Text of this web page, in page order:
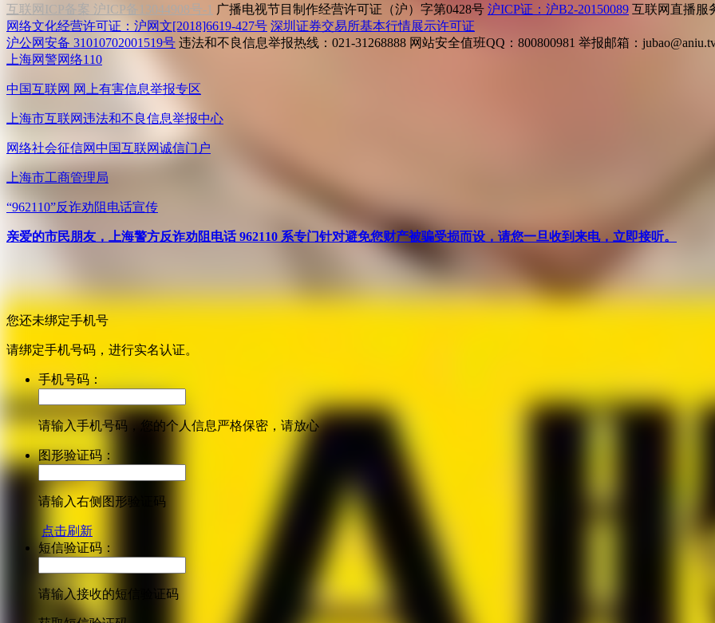
互联网ICP备案 沪ICP备13044908号-1 广播电视节目制作经营许可证（沪）字第0428号 沪ICP证：沪B2-20150089 互联网直播服
网络文化经营许可证：沪网文[2018]6619-427号 深圳证券交易所基本行情展示许可证
沪公网安备 31010702001519号 违法和不良信息举报热线：021-31268888 网站安全值班QQ：800800981 举报邮箱：
上海网警网络110
中国互联网 网上有害信息举报专区
上海市互联网违法和不良信息举报中心
网络社会征信网中国互联网诚信门户
上海市工商管理局
“962110”反诈劝阻电话宣传
亲爱的市民朋友，上海警方反诈劝阻电话 962110 系专门针对避免您财产被骗受损而设，请您一旦收到来电，立即接听。
您还未绑定手机号
请绑定手机号码，进行实名认证。
手机号码：
请输入手机号码，您的个人信息严格保密，请放心
图形验证码：
请输入右侧图形验证码
点击刷新
短信验证码：
请输入接收的短信验证码